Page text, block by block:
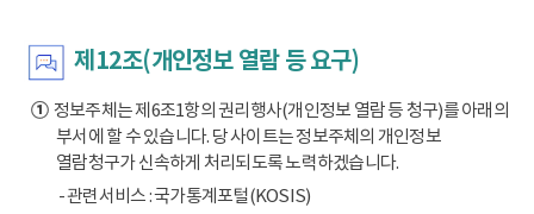
제12조(개인정보 열람 등 요구)
①정보주체는 제6조1항의 권리행사(개인정보 열람 등 청구)를 아래의
부서에 할 수 있습니다. 당 사이트는 정보주체의 개인정보
열람청구가 신속하게 처리되도록 노력하겠습니다.
- 관련서비스 : 국가통계포털(KOSIS)